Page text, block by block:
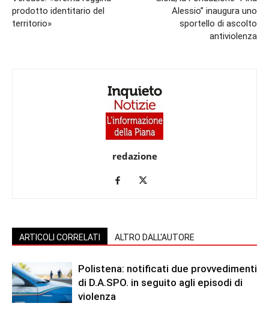
prodotto identitario del
territorio»
Alessio” inaugura uno
sportello di ascolto
antiviolenza
redazione
ARTICOLI CORRELATI ALTRO DALL'AUTORE
Polistena: notificati due provvedimenti
di D.A.SPO. in seguito agli episodi di
violenza